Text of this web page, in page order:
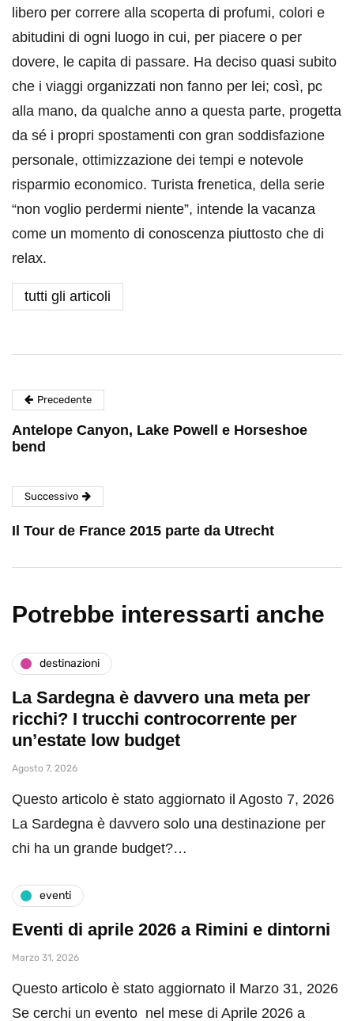
libero per correre alla scoperta di profumi, colori e
abitudini di ogni luogo in cui, per piacere o per
dovere, le capita di passare. Ha deciso quasi subito
che i viaggi organizzati non fanno per lei; così, pc
alla mano, da qualche anno a questa parte, progetta
da sé i propri spostamenti con gran soddisfazione
personale, ottimizzazione dei tempi e notevole
risparmio economico. Turista frenetica, della serie
“non voglio perdermi niente”, intende la vacanza
come un momento di conoscenza piuttosto che di
relax.
tutti gli articoli
Precedente
Antelope Canyon, Lake Powell e Horseshoe
bend
Successivo
Il Tour de France 2015 parte da Utrecht
Potrebbe interessarti anche
destinazioni
La Sardegna è davvero una meta per
ricchi? I trucchi controcorrente per
un’estate low budget
Agosto 7, 2026
Questo articolo è stato aggiornato il Agosto 7, 2026
La Sardegna è davvero solo una destinazione per
chi ha un grande budget?…
eventi
Eventi di aprile 2026 a Rimini e dintorni
Marzo 31, 2026
Questo articolo è stato aggiornato il Marzo 31, 2026
Se cerchi un evento nel mese di Aprile 2026 a